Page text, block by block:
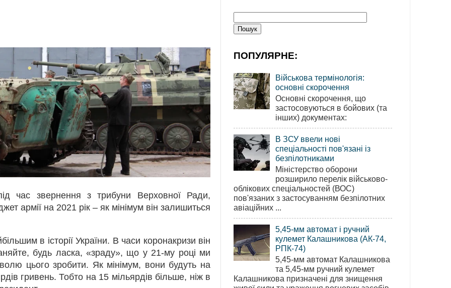
час звернення з трибуни Верховної Ради,
армії на 2021 рік – як мінімум він залишиться
в історії України. В часи коронакризи він
будь ласка, «зраду», що у 21-му році ми
цього зробити. Як мінімум, вони будуть на
гривень. Тобто на 15 мільярдів більше, ніж в
ПОПУЛЯРНЕ:
Військова термінологія:
основні скорочення
Основні скорочення, що
застосовуються в бойових (та
інших) документах:
В ЗСУ ввели нові
спеціальності пов'язані із
безпілотниками
Міністерство оборони
розширило перелік військово-
облікових спеціальностей (ВОС)
пов'язаних з застосуванням безпілотних
авіаційних ...
5,45-мм автомат і ручний
кулемет Калашникова (АК-74,
РПК-74)
5,45-мм автомат Калашникова
та 5,45-мм ручний кулемет
Калашникова призначені для знищення